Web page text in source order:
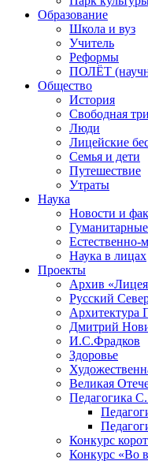
Образование
Школа и вуз
Учитель
Реформы
ПОЛЁТ
Общество
История
Свободная
Люди
Лицейские
Семья и дети
Путешествие
Утраты
Наука
Новости и
Естественно-
Наука в лицах
Проекты
Архив
Русский
Архитектура
Дмитрий
И.С.Фрадков
Здоровье
Великая
Педагогика
Конкурс
Конкурс «Во